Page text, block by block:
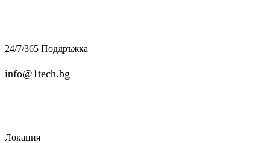
24/7/365 Поддръжка
info@1tech.bg
Локация